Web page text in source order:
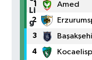
1 Amed
2
3
4